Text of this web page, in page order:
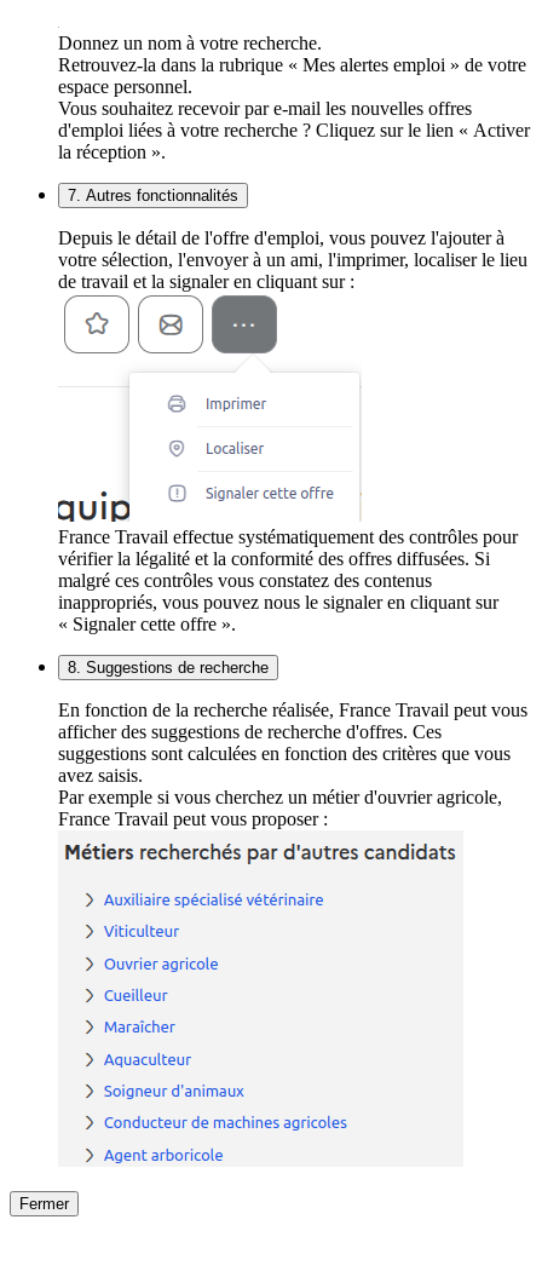
Donnez un nom à votre recherche.
Retrouvez-la dans la rubrique « Mes alertes emploi » de votre
espace personnel.
Vous souhaitez recevoir par e-mail les nouvelles offres
d'emploi liées à votre recherche ? Cliquez sur le lien « Activer
la réception ».
7. Autres fonctionnalités
Depuis le détail de l'offre d'emploi, vous pouvez l'ajouter à
votre sélection, l'envoyer à un ami, l'imprimer, localiser le lieu
de travail et la signaler en cliquant sur :
France Travail effectue systématiquement des contrôles pour
vérifier la légalité et la conformité des offres diffusées. Si
malgré ces contrôles vous constatez des contenus
inappropriés, vous pouvez nous le signaler en cliquant sur
« Signaler cette offre ».
8. Suggestions de recherche
En fonction de la recherche réalisée, France Travail peut vous
afficher des suggestions de recherche d'offres. Ces
suggestions sont calculées en fonction des critères que vous
avez saisis.
Par exemple si vous cherchez un métier d'ouvrier agricole,
France Travail peut vous proposer :
Fermer